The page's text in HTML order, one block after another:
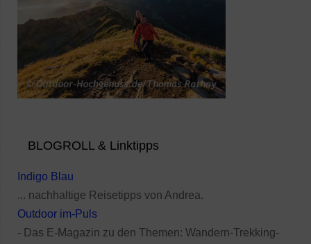
BLOGROLL & Linktipps
Indigo Blau
... nachhaltige Reisetipps von Andrea.
Outdoor im-Puls
- Das E-Magazin zu den Themen: Wandern-Trekking-